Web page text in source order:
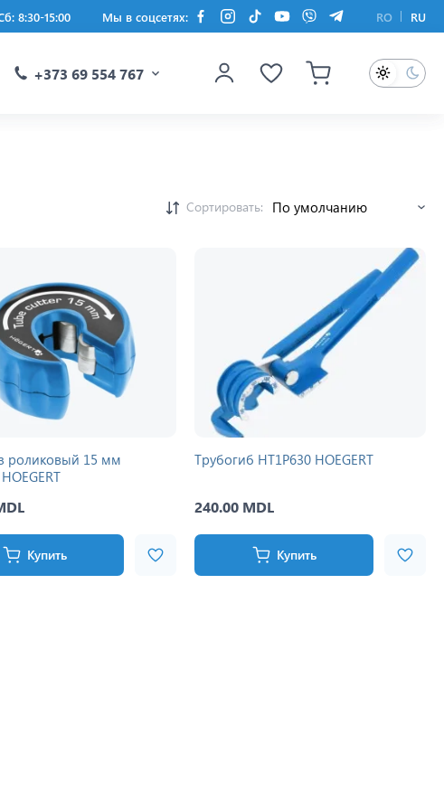
8:30-15:00 Мы в соцсетях: RO RU
+373 69 554 767
Сортировать:
роликовый 15 мм
Купить
Трубогиб HT1P630 HOEGERT
240.00 MDL
Купить